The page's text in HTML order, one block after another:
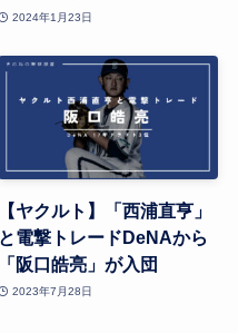
2024年1月23日
【ヤクルト】「西浦直亨」
と電撃トレードDeNAから
「阪口皓亮」が入団
2023年7月28日